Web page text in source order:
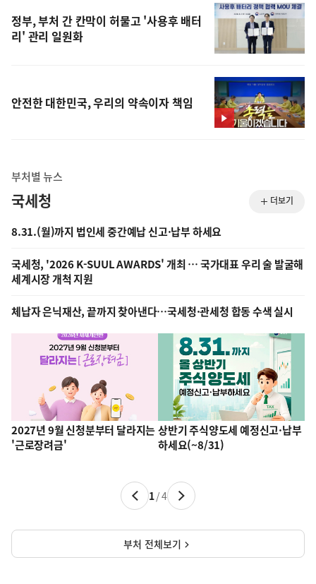
정부, 부처 간 칸막이 허물고 '사용후 배터
리' 관리 일원화
안전한 대한민국, 우리의 약속이자 책임
부처별 뉴스
국세청
8.31.(월)까지 법인세 중간예납 신고·납부 하세요
국세청, '2026 K-SUUL AWARDS' 개최 … 국가대표 우리 술 발굴해
세계시장 개척 지원
체납자 은닉재산, 끝까지 찾아낸다…국세청·관세청 합동 수색 실시
더보기
2027년 9월 신청분부터 달라지는
'근로장려금'
상반기 주식양도세 예정신고·납부
하세요(~8/31)
이 1/4
다
부처 전체보기